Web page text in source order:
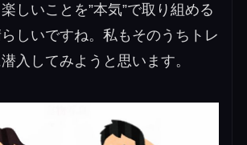
しいことを”本気”で取り組める
しいですね。私もそのうちトレ
入してみようと思います。